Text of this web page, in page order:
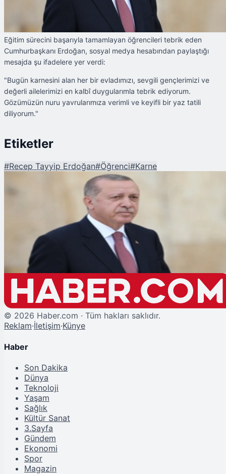
Eğitim sürecini başarıyla tamamlayan öğrencileri tebrik eden
Cumhurbaşkanı Erdoğan, sosyal medya hesabından paylaştığı
mesajda şu ifadelere yer verdi:
"Bugün karnesini alan her bir evladımızı, sevgili gençlerimizi ve
değerli ailelerimizi en kalbî duygularımla tebrik ediyorum.
Gözümüzün nuru yavrularımıza verimli ve keyifli bir yaz tatili
diliyorum."
Etiketler
#Recep Tayyip Erdoğan#Öğrenci#Karne
Cumhurbaşkanı Erdoğan'dan Karne Tebriği
© 2026 Haber.com · Tüm hakları saklıdır.
Reklam·İletişim·Künye
Haber
Son Dakika
Dünya
Teknoloji
Yaşam
Sağlık
Kültür Sanat
3.Sayfa
Gündem
Ekonomi
Spor
Magazin